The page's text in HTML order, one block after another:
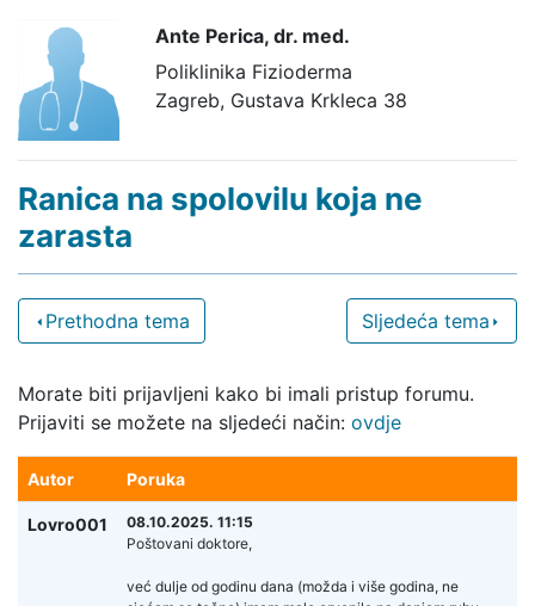
Ante Perica, dr. med.
Poliklinika Fizioderma
Zagreb, Gustava Krkleca 38
Ranica na spolovilu koja ne
zarasta
Prethodna tema Sljedeća tema
Morate biti prijavljeni kako bi imali pristup forumu.
Prijaviti se možete na sljedeći način: ovdje
Autor Poruka
Lovro001
08.10.2025. 11:15
Poštovani doktore,
već dulje od godinu dana (možda i više godina, ne